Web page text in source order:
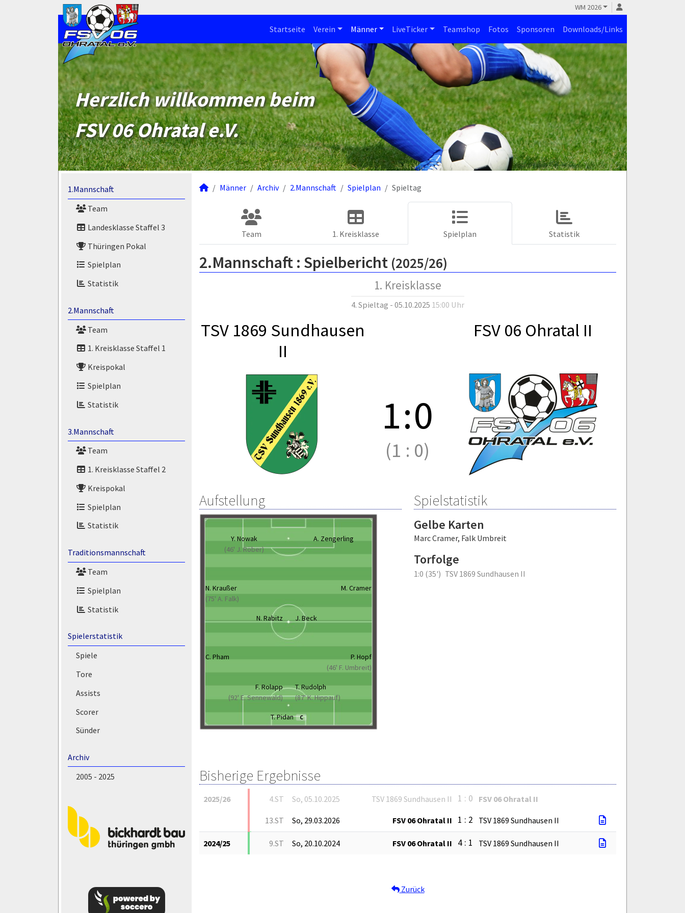
WM 2026
Startseite Verein Männer LiveTicker Teamshop Fotos Sponsoren Downloads/Links
Herzlich willkommen beim
FSV 06 Ohratal e.V.
1.Mannschaft
Team
Landesklasse Staffel 3
Thüringen Pokal
Spielplan
Statistik
2.Mannschaft
Team
1. Kreisklasse Staffel 1
Kreispokal
Spielplan
Statistik
3.Mannschaft
Team
1. Kreisklasse Staffel 2
Kreispokal
Spielplan
Statistik
Traditionsmannschaft
Team
Spielplan
Statistik
Spielerstatistik
Spiele
Tore
Assists
Scorer
Sünder
Archiv
2005 - 2025
Männer Archiv 2.Mannschaft Spielplan Spieltag
Team 1. Kreisklasse Spielplan Statistik
2.Mannschaft : Spielbericht (2025/26)
1. Kreisklasse
4. Spieltag - 05.10.2025 15:00 Uhr
TSV 1869 Sundhausen
II
FSV 06 Ohratal II
1:0
(1 : 0)
Aufstellung
Y. Nowak
(46' J. Röber)
A. Zengerling
N. Kraußer
(75' A. Falk)
M. Cramer
N. Rabitz J. Beck
C. Pham
P. Hopf
(46' F. Umbreit)
F. Rolapp
(92' E. Sennewald)
T. Rudolph
(87' K. Hippauf)
T. Pidan C
Spielstatistik
Gelbe Karten
Marc Cramer, Falk Umbreit
Torfolge
1:0 (35') TSV 1869 Sundhausen II
Bisherige Ergebnisse
2025/26 4.ST So, 05.10.2025 TSV 1869 Sundhausen II 1 : 0 FSV 06 Ohratal II
13.ST So, 29.03.2026 FSV 06 Ohratal II 1 : 2 TSV 1869 Sundhausen II
2024/25 9.ST So, 20.10.2024 FSV 06 Ohratal II 4 : 1 TSV 1869 Sundhausen II
Zurück